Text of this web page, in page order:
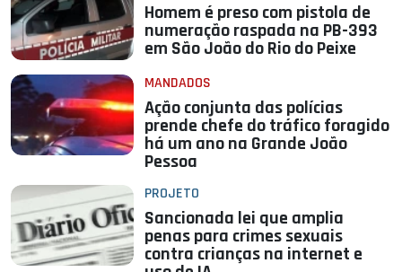
Homem é preso com pistola de
numeração raspada na PB-393
em São João do Rio do Peixe
MANDADOS
Ação conjunta das polícias
prende chefe do tráfico foragido
há um ano na Grande João
Pessoa
PROJETO
Sancionada lei que amplia
penas para crimes sexuais
contra crianças na internet e